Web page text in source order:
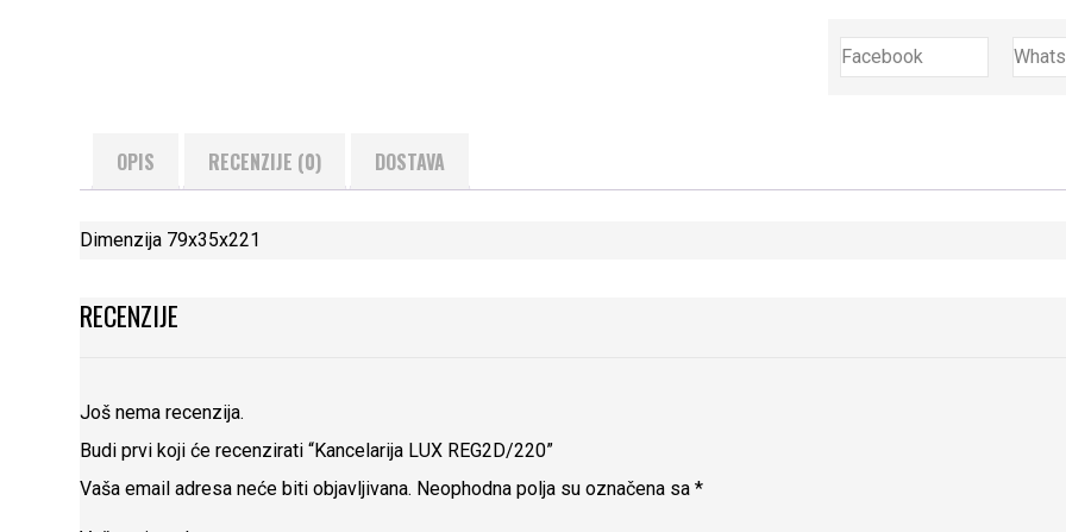
Facebook
OPIS RECENZIJE (0) DOSTAVA
Dimenzija 79x35x221
RECENZIJE
Još nema recenzija.
Budi prvi koji će recenzirati “Kancelarija LUX REG2D/220”
Vaša email adresa neće biti objavljivana. Neophodna polja su označena sa*